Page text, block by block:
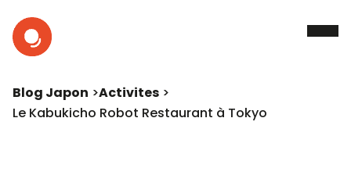
Blog Japon
Activites
Le Kabukicho Robot Restaurant à Tokyo